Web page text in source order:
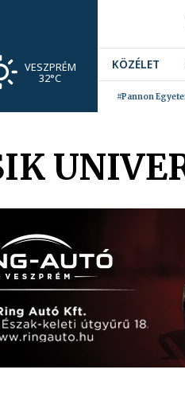
VESZPRÉM
32°C
KÖZÉLET
#Pannon